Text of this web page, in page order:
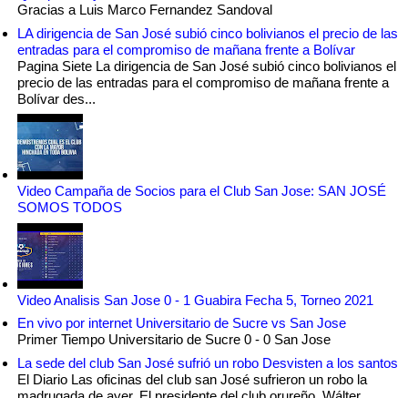
Gracias a Luis Marco Fernandez Sandoval
LA dirigencia de San José subió cinco bolivianos el precio de las
entradas para el compromiso de mañana frente a Bolívar
Pagina Siete La dirigencia de San José subió cinco bolivianos el
precio de las entradas para el compromiso de mañana frente a
Bolívar des...
Video Campaña de Socios para el Club San Jose: SAN JOSÉ
SOMOS TODOS
Video Analisis San Jose 0 - 1 Guabira Fecha 5, Torneo 2021
En vivo por internet Universitario de Sucre vs San Jose
Primer Tiempo Universitario de Sucre 0 - 0 San Jose
La sede del club San José sufrió un robo Desvisten a los santos
El Diario Las oficinas del club san José sufrieron un robo la